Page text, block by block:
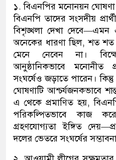
১. বিএনপির মনোনয়ন ঘোষণা
বিএনপি তাদের সংসদীয়
বিশৃঙ্খলা দেখা দেবে—এমন
অনেকের ধারণা ছিল, শত শত
মেনে নেবেন না।
আনুষ্ঠানিকভাবে মনোনীত
সংঘর্ষেও জড়াতে পারেন।
ঘোষণাটি আশ্চর্যজনকভাবে
এ থেকে প্রমাণিত হয়,
পরিকল্পিতভাবে কাজ
গ্রহণযোগ্যতা ইঙ্গিত
দলের ভেতরে সংঘর্ষের